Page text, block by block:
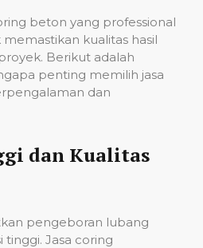
beton yang professional
kualitas hasil
Berikut adalah
penting memilih jasa
dan
dan Kualitas
pengeboran lubang
Jasa coring